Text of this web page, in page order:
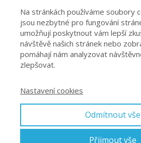
Galerie
Články
Zdarma
Na stránkách používáme soubory
jsou nezbytné pro fungování
umožňují poskytnout vám lepší
návštěvě našich stránek nebo
pomáhají nám analyzovat
zlepšovat.
Nastavení cookies
Odmítnout vše
Přijmout vše